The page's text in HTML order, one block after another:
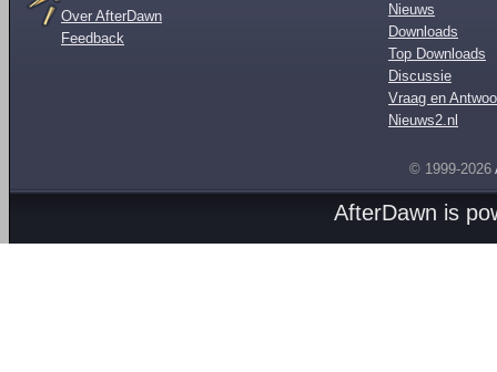
Over AfterDawn
Feedback
Nieuws
Downloads
Top Downloads
Discussie
Vraag en
Nieuws2.nl
© 1999-2026
AfterDawn is